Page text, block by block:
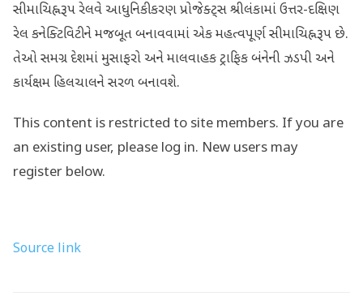
સીમાચિહ્નરૂપ રેલવે આધુનિકીકરણ પ્રોજેક્ટ્સ શ્રીલંકામાં ઉત્તર-દક્ષિણ
રેલ કનેક્ટિવિટીને મજબૂત બનાવવામાં એક મહત્વપૂર્ણ સીમાચિહ્નરૂપ છે.
તેઓ સમગ્ર દેશમાં મુસાફરો અને માલવાહક ટ્રાફિક બંનેની ઝડપી અને
કાર્યક્ષમ હિલચાલને સરળ બનાવશે.
This content is restricted to site members. If you are
an existing user, please log in. New users may
register below.
Source link